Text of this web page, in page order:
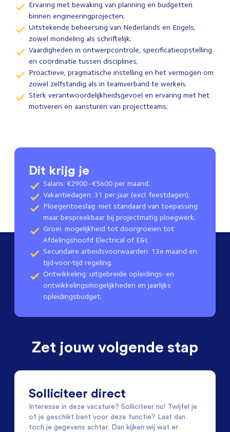
Ervaring met bewaking van planning en budgetten
binnen engineeringprojecten;
Uitstekende beheersing van Nederlands en Engels,
zowel mondeling als schriftelijk;
Vaardigheden in ontwerpcontrole, specificatieopstelling
en coördinatie tussen disciplines;
Proactieve, pragmatische instelling en het vermogen om
zowel zelfstandig als in teamverband te werken;
Sterk verantwoordelijkheidsgevoel en ervaring met het
motiveren en aansturen van projectteams;
Dit krijg je
Salaris: €2900 - €5600 per maand;
Vakantiedagen: 31 per jaar (excl. feestdagen);
Ploegentoeslag: niet standaard van toepassing
maar bespreekbaar bij projectmatig ploegwerk;
Groei: mogelijkheid tot doorgroeien tot
Afdelingshoofd Electrical of E&I;
Secundaire arbeidsvoorwaarden: 13e maand en
tijd-voor-tijd regeling;
Ontwikkeling: uitgebreide opleidings- en
ontwikkelingsmogelijkheden en jaarlijks
opleidingsbudget;
Zet jouw volgende stap
Solliciteer direct
Interesse in deze vacature? Solliciteer nu! Twijfel je
of je geschikt bent voor deze functie? Laat dan
toch je gegevens achter. Dan kijken wij wat er